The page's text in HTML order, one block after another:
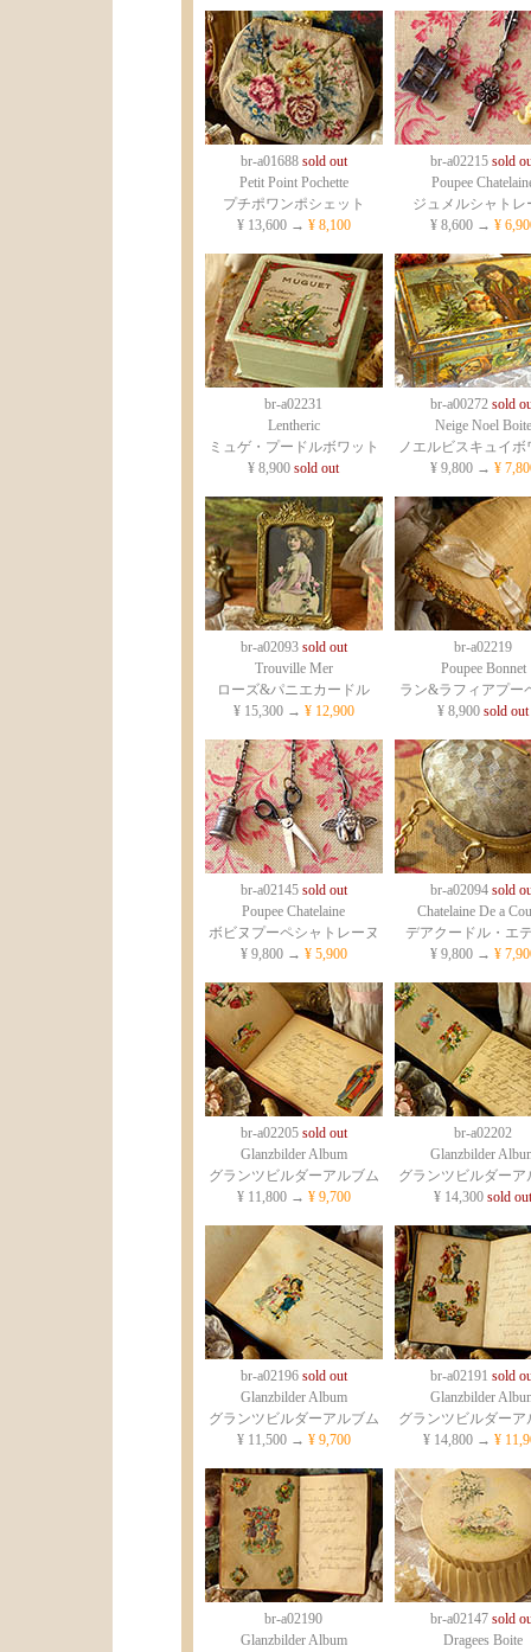
br-a01688sold out
Petit Point Pochette
プチポワンポシェット
¥ 13,600 → ¥ 8,100
br-a02215sold
Poupee
ジュメルシャトレ
¥ 8,600 → ¥
br-a02231
Lentheric
ミュゲ・プードルボワット
¥ 8,900 sold out
br-a00272sold
Neige Noel Boite
ノエルビスキュイボ
¥ 9,800 → ¥
br-a02093sold out
Trouville Mer
ローズ&パニエカードル
¥ 15,300 → ¥ 12,900
br-a02219
Poupee Bonnet
ラン&ラフィアプー
¥ 8,900 sold out
br-a02145sold out
Poupee Chatelaine
ボビヌプーペシャトレーヌ
¥ 9,800 → ¥ 5,900
br-a02094sold
Chatelaine De a
デアクードル・エ
¥ 9,800 → ¥
br-a02205sold out
Glanzbilder Album
グランツビルダーアルブム
¥ 11,800 → ¥ 9,700
br-a02202
Glanzbilder
グランツビルダーア
¥ 14,300 sold out
br-a02196sold out
Glanzbilder Album
グランツビルダーアルブム
¥ 11,500 → ¥ 9,700
br-a02191 sold
Glanzbilder
グランツビルダーア
¥ 14,800 → ¥
br-a02190
Glanzbilder Album
br-a02147sold
Dragees Boite